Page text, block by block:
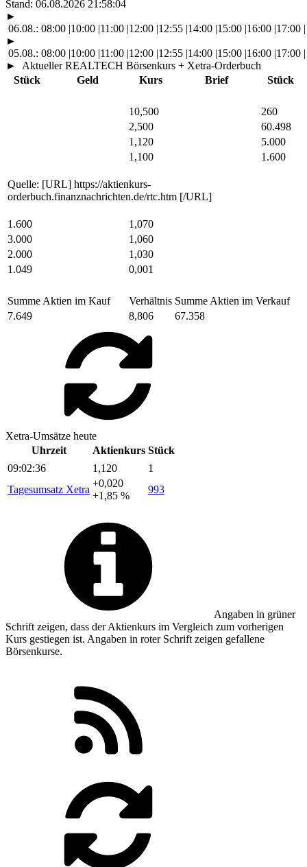
Stand: 06.08.2026 21:58:04
►
06.08.: 08:00 |10:00 |11:00 |12:00 |12:55 |14:00 |15:00 |16:00 |17:00 |
►
05.08.: 08:00 |10:00 |11:00 |12:00 |12:55 |14:00 |15:00 |16:00 |17:00 |
►
Aktueller REALTECH Börsenkurs + Xetra-Orderbuch
Stück
Geld Kurs Brief Stück
10,500
260
2,500
60.498
1,120
5.000
1,100
1.600
Quelle: [URL] https://aktienkurs-
orderbuch.finanznachrichten.de/rtc.htm [/URL]
1.600
1,070
3.000
1,060
2.000
1,030
1.049
0,001
Summe Aktien im Kauf Verhältnis Summe Aktien im Verkauf
7.649
8,806 67.358
Xetra-Umsätze heute
Uhrzeit
Aktienkurs Stück
09:02:36
1,120
1
Tagesumsatz Xetra
+0,020
+1,85 %
993
Angaben in grüner
Schrift zeigen, dass der Aktienkurs im Vergleich zum vorherigen
Kurs gestiegen ist. Angaben in roterSchrift zeigen gefallene
Börsenkurse.